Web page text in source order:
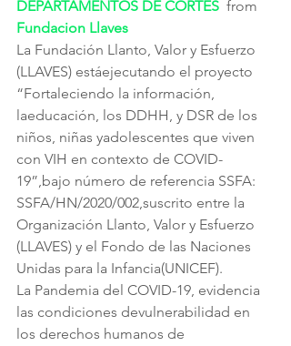
DEPARTAMENTOS DE CORTÉS from
Fundacion Llaves
La Fundación Llanto, Valor y Esfuerzo
(LLAVES) estáejecutando el proyecto
“Fortaleciendo la información,
laeducación, los DDHH, y DSR de los
niños, niñas yadolescentes que viven
con VIH en contexto de COVID-
19”,bajo número de referencia SSFA:
SSFA/HN/2020/002,suscrito entre la
Organización Llanto, Valor y Esfuerzo
(LLAVES) y el Fondo de las Naciones
Unidas para la Infancia(UNICEF).
La Pandemia del COVID-19, evidencia
las condiciones devulnerabilidad en
los derechos humanos de